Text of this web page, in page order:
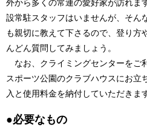
外から多くの常連の愛好家が訪れま
設常駐スタッフはいませんが、そん
も親切に教えて下さるので、登り方
んどん質問してみましょう。
なお、クライミングセンターをご
スポーツ公園のクラブハウスにお立
入と使用料金を納付していただきま
●必要なもの